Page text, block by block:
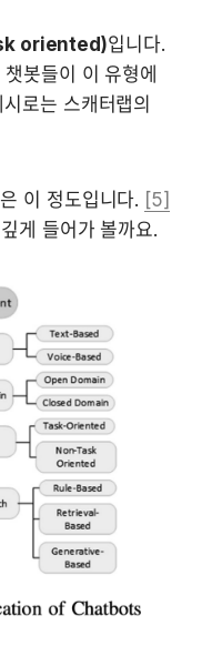
oriented)입니다.
봇들이 이 유형에
로는 스캐터랩의
이 정도입니다. [5]
게 들어가 볼까요.